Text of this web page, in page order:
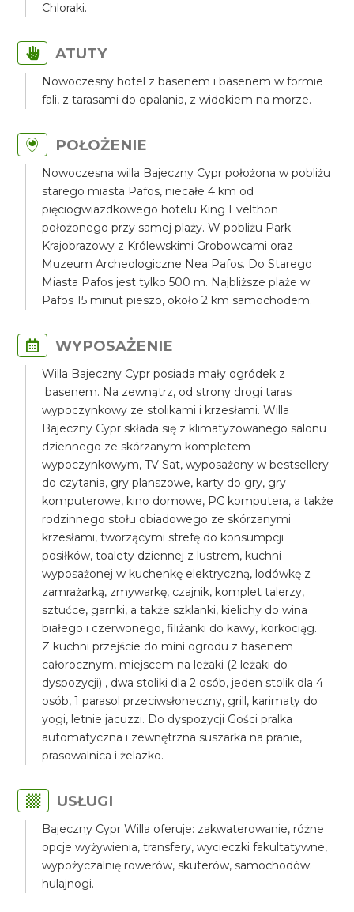
Chloraki.
ATUTY
Nowoczesny hotel z basenem i basenem w formie
fali, z tarasami do opalania, z widokiem na morze.
POŁOŻENIE
Nowoczesna willa Bajeczny Cypr położona w pobliżu
starego miasta Pafos, niecałe 4 km od
pięciogwiazdkowego hotelu King Evelthon
położonego przy samej plaży. W pobliżu Park
Krajobrazowy z Królewskimi Grobowcami oraz
Muzeum Archeologiczne Nea Pafos. Do Starego
Miasta Pafos jest tylko 500 m. Najbliższe plaże w
Pafos 15 minut pieszo, około 2 km samochodem.
WYPOSAŻENIE
Willa Bajeczny Cypr posiada mały ogródek z
basenem. Na zewnątrz, od strony drogi taras
wypoczynkowy ze stolikami i krzesłami. Willa
Bajeczny Cypr składa się z klimatyzowanego salonu
dziennego ze skórzanym kompletem
wypoczynkowym, TV Sat, wyposażony w bestsellery
do czytania, gry planszowe, karty do gry, gry
komputerowe, kino domowe, PC komputera, a także
rodzinnego stołu obiadowego ze skórzanymi
krzesłami, tworzącymi strefę do konsumpcji
posiłków, toalety dziennej z lustrem, kuchni
wyposażonej w kuchenkę elektryczną, lodówkę z
zamrażarką, zmywarkę, czajnik, komplet talerzy,
sztućce, garnki, a także szklanki, kielichy do wina
białego i czerwonego, filiżanki do kawy, korkociąg.
Z kuchni przejście do mini ogrodu z basenem
całorocznym, miejscem na leżaki (2 leżaki do
dyspozycji) , dwa stoliki dla 2 osób, jeden stolik dla 4
osób, 1 parasol przeciwsłoneczny, grill, karimaty do
yogi, letnie jacuzzi. Do dyspozycji Gości pralka
automatyczna i zewnętrzna suszarka na pranie,
prasowalnica i żelazko.
USŁUGI
Bajeczny Cypr Willa oferuje: zakwaterowanie, różne
opcje wyżywienia, transfery, wycieczki fakultatywne,
wypożyczalnię rowerów, skuterów, samochodów.
hulajnogi.